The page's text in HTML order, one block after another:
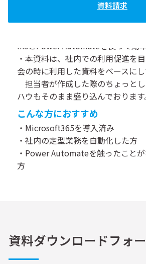
資料請求
・本資料では、弊社双日テックイ
でのPower Automate事例をご紹介
msとPower Automateを使って効率
・本資料は、社内での利用促進を
会の時に利用した資料をベースにし
担当者が作成した際のちょっと
ハウもそのまま盛り込んでおります
こんな方におすすめ
・Microsoft365を導入済み
・社内の定型業務を自動化した方
・Power Automateを触ったこと
方
資料ダウンロードフォ